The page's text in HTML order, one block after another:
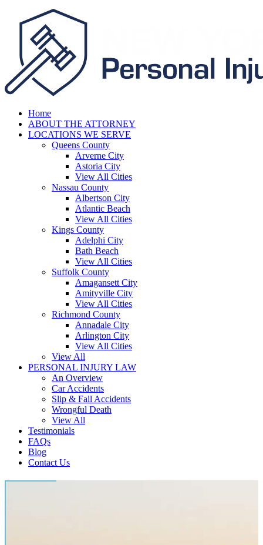
Home
ABOUT THE ATTORNEY
LOCATIONS WE SERVE
Queens County
Arverne City
Astoria City
View All Cities
Nassau County
Albertson City
Atlantic Beach
View All Cities
Kings County
Adelphi City
Bath Beach
View All Cities
Suffolk County
Amagansett City
Amityville City
View All Cities
Richmond County
Annadale City
Arlington City
View All Cities
View All
PERSONAL INJURY LAW
An Overview
Car Accidents
Slip & Fall Accidents
Wrongful Death
View All
Testimonials
FAQs
Blog
Contact Us